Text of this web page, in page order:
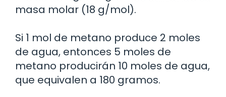
masa molar (18 g/mol).
Si 1 mol de metano produce 2 moles
de agua, entonces 5 moles de
metano producirán 10 moles de agua,
que equivalen a 180 gramos.